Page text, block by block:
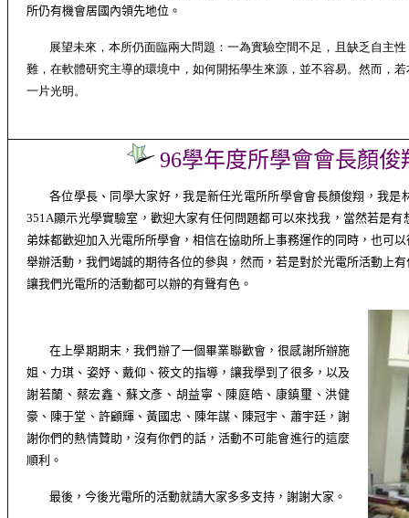
所仍有機會居國內領先地位。
展望未來，本所仍面臨兩大問題：一為實驗空間不足，且缺乏自主
難，在軟體研究主導的環境中，如何開拓學生來源，並不容易。然而，
一片光明。
96學年度所學會會長顏俊
各位學長、同學大家好，我是新任光電所所學會會長顏俊翔，我是
351A顯示光學實驗室，歡迎大家有任何問題都可以來找我，當然若是
弟妹都歡迎加入光電所所學會，相信在協助所上事務運作的同時，也可
舉辦活動，我們竭誠的期待各位的參與，然而，若是對於光電所活動上
讓我們光電所的活動都可以辦的有聲有色。
在上學期期末，我們辦了一個畢業聯歡會，很感謝所辦施
姐、力琪、姿妤、戴仰、筱文的指導，讓我學到了很多，以及
謝若蘭、蔡宏鑫、蘇文彥、胡益寧、陳庭皓、康鎮璽、洪健
豪、陳于堂、許顧輝、黃國忠、陳年謀、陳冠宇、蕭宇廷，謝
謝你們的熱情贊助，沒有你們的話，活動不可能會進行的這麼
順利。
最後，今後光電所的活動就請大家多多支持，謝謝大家。